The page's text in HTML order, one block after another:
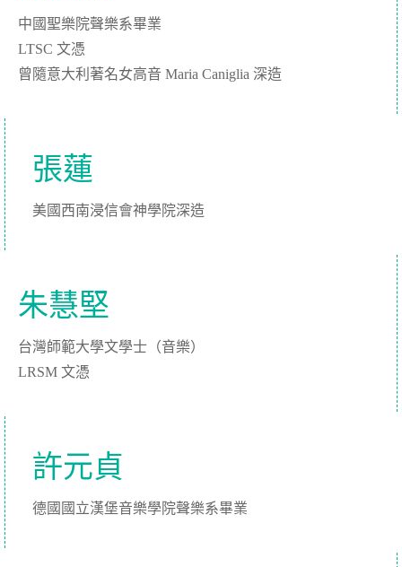
中國聖樂院聲樂系畢業
LTSC 文憑
曾隨意大利著名女高音 Maria Caniglia 深造
張蓮
美國西南浸信會神學院深造
朱慧堅
台灣師範大學文學士（音樂）
LRSM 文憑
許元貞
德國國立漢堡音樂學院聲樂系畢業